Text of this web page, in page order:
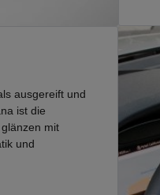
ausgereift und
ist die
mit
und